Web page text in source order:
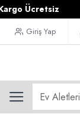
Ücretsiz
Giriş Yap